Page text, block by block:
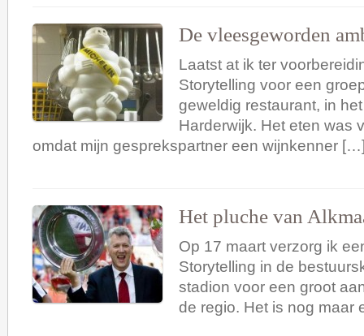
De vleesgeworden
Laatst at ik ter
Storytelling voor een
geweldig restaurant, in
Harderwijk. Het eten was
omdat mijn gesprekspartner een wijnkenner
Het pluche van
Op 17 maart verzorg ik
Storytelling in de
stadion voor een groot
de regio. Het is nog